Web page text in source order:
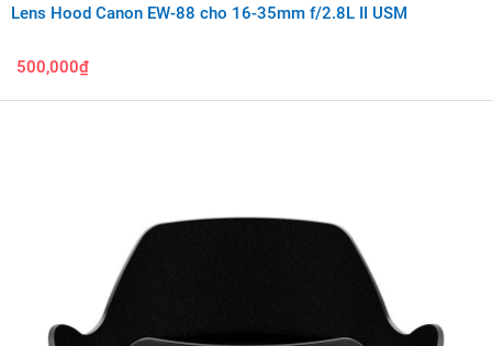
Lens Hood Canon EW-88 cho 16-35mm f/2.8L II USM
500,000₫